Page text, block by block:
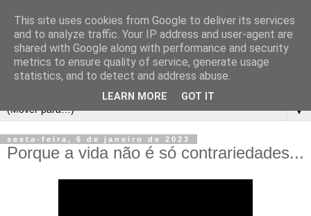
▼
sexta-feira, 6 de janeiro de 2023
Porque a vida não é só contrariedades...
This site uses cookies from Google to deliver its services
and to analyze traffic. Your IP address and user-agent are
shared with Google along with performance and security
metrics to ensure quality of service, generate usage
statistics, and to detect and address abuse.
LEARN MORE GOT IT